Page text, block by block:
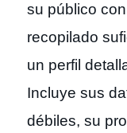
su público
recopilado
un perfil
Incluye sus
débiles, su